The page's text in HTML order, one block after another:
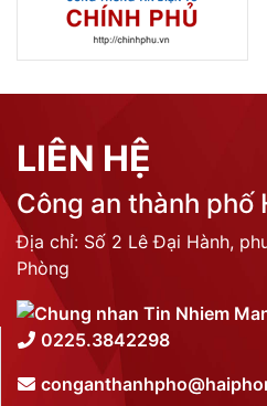
LIÊN HỆ
Công an thành phố
Địa chỉ: Số 2 Lê Đại Hành,
Phòng
0225.3842298